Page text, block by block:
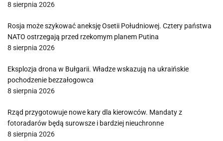
8 sierpnia 2026
Rosja może szykować aneksję Osetii Południowej. Cztery państwa
NATO ostrzegają przed rzekomym planem Putina
8 sierpnia 2026
Eksplozja drona w Bułgarii. Władze wskazują na ukraińskie
pochodzenie bezzałogowca
8 sierpnia 2026
Rząd przygotowuje nowe kary dla kierowców. Mandaty z
fotoradarów będą surowsze i bardziej nieuchronne
8 sierpnia 2026